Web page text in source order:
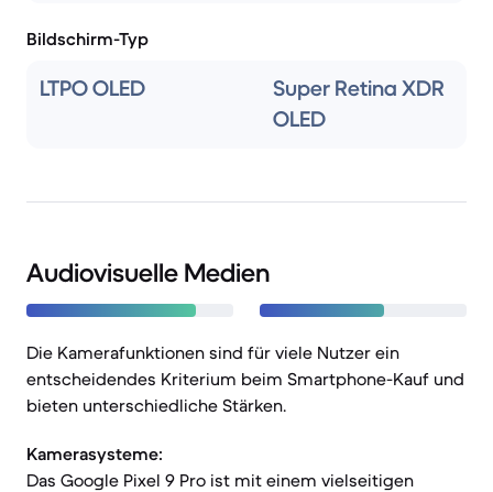
Bildschirm-Typ
LTPO OLED
Super Retina XDR
OLED
Audiovisuelle Medien
Die Kamerafunktionen sind für viele Nutzer ein
entscheidendes Kriterium beim Smartphone-Kauf und
bieten unterschiedliche Stärken.
Kamerasysteme:
Das Google Pixel 9 Pro ist mit einem vielseitigen